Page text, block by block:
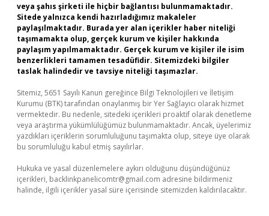
veya şahıs şirketi ile hiçbir bağlantısı bulunmamaktadır.
Sitede yalnızca kendi hazırladığımız makaleler
paylaşılmaktadır. Burada yer alan içerikler haber niteliği
taşımamakta olup, gerçek kurum ve kişiler hakkında
paylaşım yapılmamaktadır. Gerçek kurum ve kişiler ile isim
benzerlikleri tamamen tesadüfidir. Sitemizdeki bilgiler
taslak halindedir ve tavsiye niteliği taşımazlar.
Sitemiz, 5651 Sayılı Kanun gereğince Bilgi Teknolojileri ve İletişim
Kurumu (BTK) tarafından onaylanmış bir Yer Sağlayıcı olarak hizmet
vermektedir. Bu nedenle, sitedeki içerikleri proaktif olarak denetleme
veya araştırma yükümlülüğümüz bulunmamaktadır. Ancak, üyelerimiz
yazdıkları içeriklerin sorumluluğunu taşımakta olup, siteye üye olarak
bu sorumluluğu kabul etmiş sayılırlar.
Hukuka ve yasal düzenlemelere aykırı olduğunu düşündüğünüz
içerikleri, backlinkpanelicomtr@gmail.com adresine bildirmeniz
halinde, ilgili içerikler yasal süre içerisinde sitemizden kaldırılacaktır.